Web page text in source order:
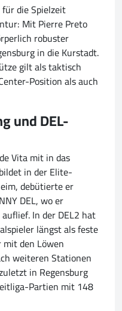
für die Spielzeit
Mit Pierre Preto
robuster
in die Kurstadt.
gilt als taktisch
Position als auch
und DEL-
Vita mit in das
in der Elite-
debütierte er
DEL, wo er
In der DEL2 hat
längst als feste
den Löwen
weiteren Stationen
in Regensburg
Partien mit 148